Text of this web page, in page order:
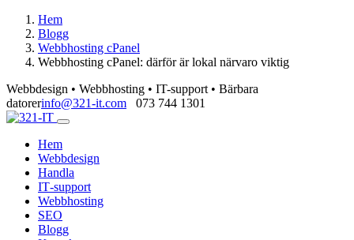
Hem
Blogg
Webbhosting cPanel
Webbhosting cPanel: därför är lokal närvaro viktig
Webbdesign • Webbhosting • IT-support • Bärbara
datorerinfo@321-it.com 073 744 1301
Hem
Webbdesign
Handla
IT‑support
Webbhosting
SEO
Blogg